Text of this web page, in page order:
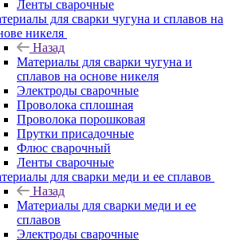
Ленты сварочные
для сварки чугуна и сплавов на
никеля
Назад
Материалы для сварки чугуна и
сплавов на основе никеля
Электроды сварочные
Проволока сплошная
Проволока порошковая
Прутки присадочные
Флюс сварочный
Ленты сварочные
для сварки меди и ее сплавов
Назад
Материалы для сварки меди и ее
сплавов
Электроды сварочные